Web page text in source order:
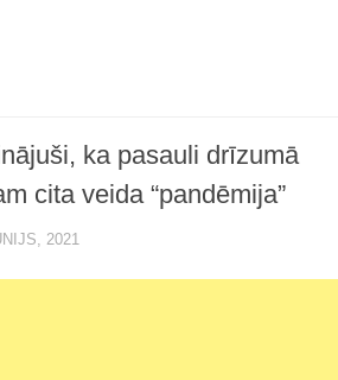
ka pasauli drīzumā
cita veida “pandēmija”
2021